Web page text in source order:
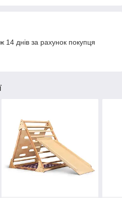
днів за рахунок покупця